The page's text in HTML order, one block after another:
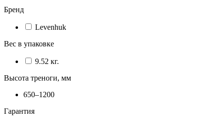
Бренд
Levenhuk
Вес в упаковке
9.52 кг.
Высота треноги, мм
650–1200
Гарантия